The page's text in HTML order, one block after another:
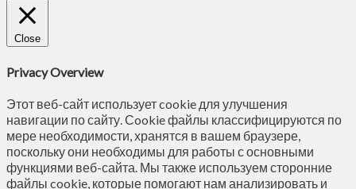
Close
Privacy Overview
Этот веб-сайт использует cookie для улучшения
навигации по сайту. Сookie файлы классифицируются по
мере необходимости, хранятся в вашем браузере,
поскольку они необходимы для работы с основными
функциями веб-сайта. Мы также используем сторонние
файлы cookie, которые помогают нам анализировать и